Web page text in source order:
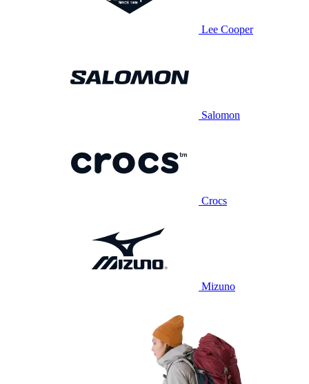
Lee Cooper
Salomon
Crocs
Mizuno